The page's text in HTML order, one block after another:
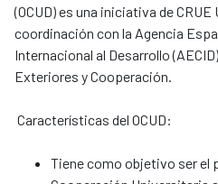
(OCUD) es una iniciativa de
coordinación con la Agencia
Internacional al Desarrollo
Exteriores y Cooperación.
Características del OCUD:
Tiene como objetivo ser el